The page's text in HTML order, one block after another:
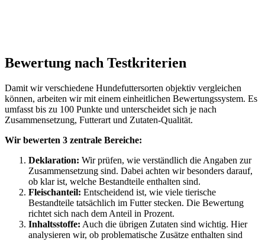
Bewertung nach Testkriterien
Damit wir verschiedene Hundefuttersorten objektiv vergleichen
können, arbeiten wir mit einem einheitlichen Bewertungssystem. Es
umfasst bis zu 100 Punkte und unterscheidet sich je nach
Zusammensetzung, Futterart und Zutaten-Qualität.
Wir bewerten 3 zentrale Bereiche:
Deklaration: Wir prüfen, wie verständlich die Angaben zur
Zusammensetzung sind. Dabei achten wir besonders darauf,
ob klar ist, welche Bestandteile enthalten sind.
Fleischanteil: Entscheidend ist, wie viele tierische
Bestandteile tatsächlich im Futter stecken. Die Bewertung
richtet sich nach dem Anteil in Prozent.
Inhaltsstoffe: Auch die übrigen Zutaten sind wichtig. Hier
analysieren wir, ob problematische Zusätze enthalten sind